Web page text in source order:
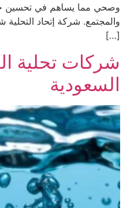
وصحي مما يساهم في تحسين
[…]
شركات تحلية
السعودية